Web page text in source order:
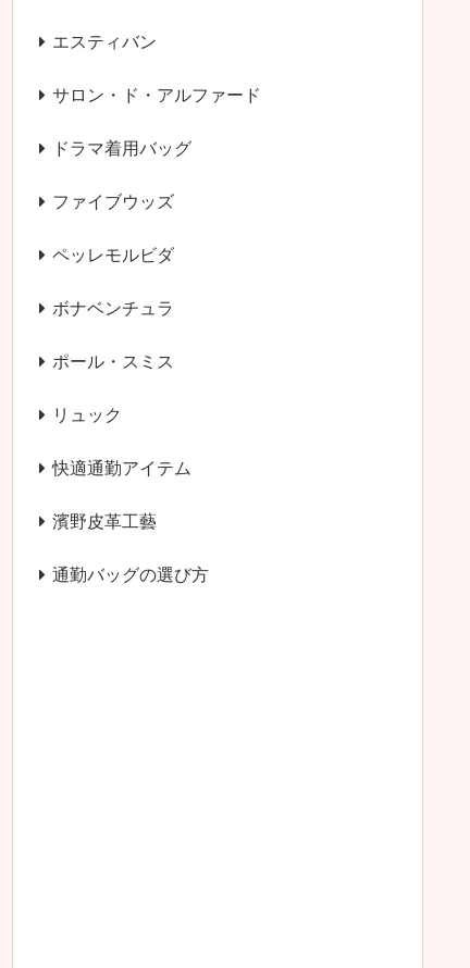
エスティバン
サロン・ド・アルファード
ドラマ着用バッグ
ファイブウッズ
ペッレモルビダ
ボナベンチュラ
ポール・スミス
リュック
快適通勤アイテム
濱野皮革工藝
通勤バッグの選び方